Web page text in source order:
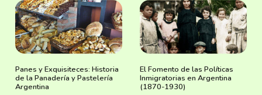
Panes y Exquisiteces: Historia
de la Panadería y Pastelería
Argentina
El Fomento de las Políticas
Inmigratorias en Argentina
(1870-1930)